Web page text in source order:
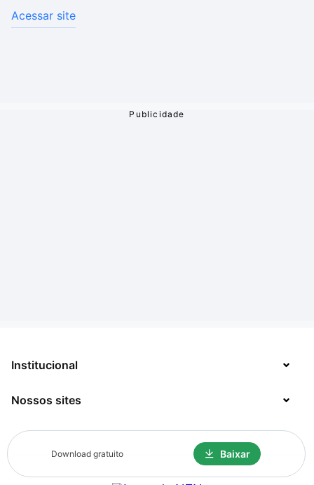
Download gratuito Baixar
Acessar site
Institucional
Sobre
Contato
Nossos sites
TecMundo